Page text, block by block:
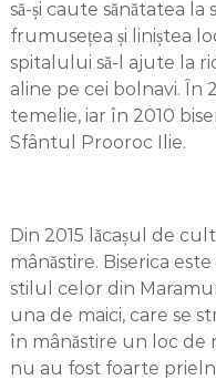
să-și caute sănătatea
frumusețea și liniștea
spitalului să-l ajute la
aline pe cei bolnavi. În
temelie, iar în 2010
Sfântul Prooroc Ilie.
Din 2015 lăcașul de
mânăstire. Biserica
stilul celor din
una de maici, care se
în mânăstire un loc de
nu au fost foarte